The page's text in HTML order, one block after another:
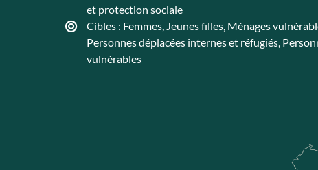
et protection sociale
Cibles : Femmes Jeunes filles Ménages
Personnes déplacées internes et réfugiés
vulnérables